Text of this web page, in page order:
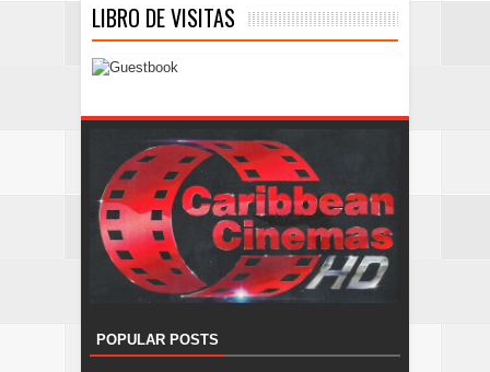
LIBRO DE VISITAS
POPULAR POSTS